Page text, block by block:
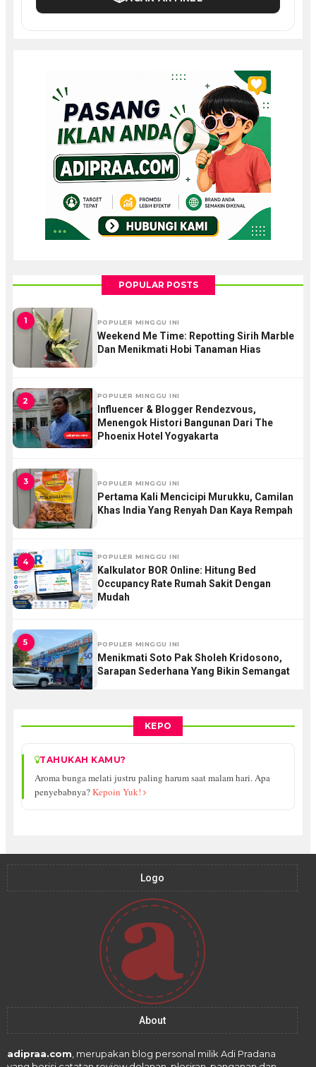
POPULAR POSTS
1 POPULER MINGGU INI
Weekend Me Time: Repotting Sirih Marble
Dan Menikmati Hobi Tanaman Hias
2 POPULER MINGGU INI
Influencer & Blogger Rendezvous,
Menengok Histori Bangunan Dari The
Phoenix Hotel Yogyakarta
3 POPULER MINGGU INI
Pertama Kali Mencicipi Murukku, Camilan
Khas India Yang Renyah Dan Kaya Rempah
4 POPULER MINGGU INI
Kalkulator BOR Online: Hitung Bed
Occupancy Rate Rumah Sakit Dengan
Mudah
5 POPULER MINGGU INI
Menikmati Soto Pak Sholeh Kridosono,
Sarapan Sederhana Yang Bikin Semangat
KEPO
TAHUKAH KAMU?
Aroma bunga melati justru paling harum saat malam hari. Apa
penyebabnya?Kepoin Yuk!
Logo
About
adipraa.com , merupakan blog personal milik Adi Pradana